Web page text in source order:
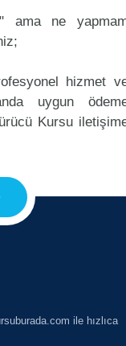
ama ne
hizmet
uygun
Kursu
ile hızlıca